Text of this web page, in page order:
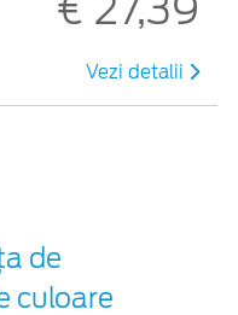
Vezi detalii
de
culoare